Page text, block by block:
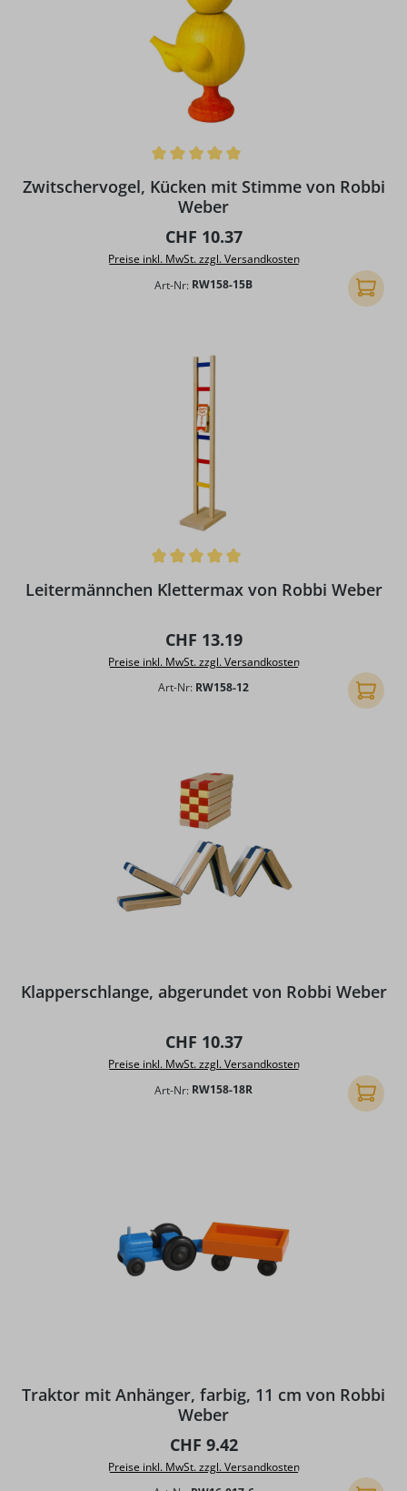
Zwitschervogel, Kücken mit Stimme von Robbi
Weber
Regulärer Preis:
CHF 10.37
Preise inkl. MwSt. zzgl. Versandkosten
Art-Nr: RW158-15B In den
Leitermännchen Klettermax von Robbi Weber
Regulärer Preis:
CHF 13.19
Preise inkl. MwSt. zzgl. Versandkosten
Art-Nr: RW158-12 In den
Klapperschlange, abgerundet von Robbi Weber
Regulärer Preis:
CHF 10.37
Preise inkl. MwSt. zzgl. Versandkosten
Art-Nr: RW158-18R In den
Traktor mit Anhänger, farbig, 11 cm von Robbi
Weber
Regulärer Preis:
CHF 9.42
Preise inkl. MwSt. zzgl. Versandkosten